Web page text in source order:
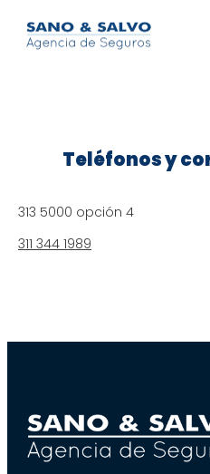
Teléfonos y
313 5000 opción 4
311 344 1989